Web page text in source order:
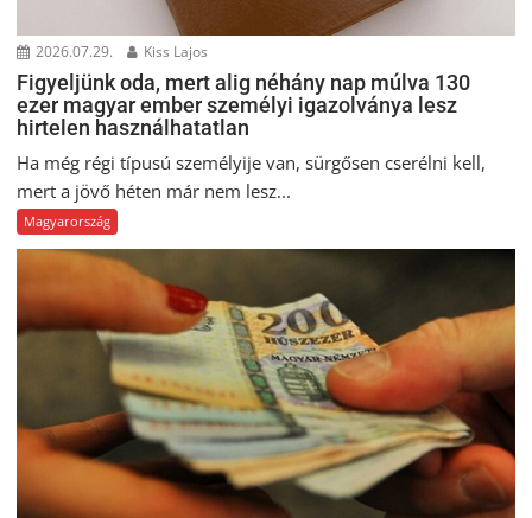
2026.07.29. Kiss Lajos
Figyeljünk oda, mert alig néhány nap múlva 130
ezer magyar ember személyi igazolványa lesz
hirtelen használhatatlan
Ha még régi típusú személyije van, sürgősen cserélni kell,
mert a jövő héten már nem lesz...
Magyarország